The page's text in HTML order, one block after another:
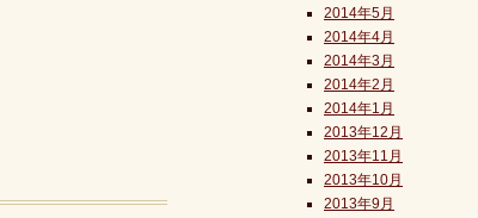
2014年5月
2014年4月
2014年3月
2014年2月
2014年1月
2013年12月
2013年11月
2013年10月
2013年9月